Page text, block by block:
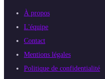
À propos
L'équipe
Contact
Mentions légales
Politique de confidentialité